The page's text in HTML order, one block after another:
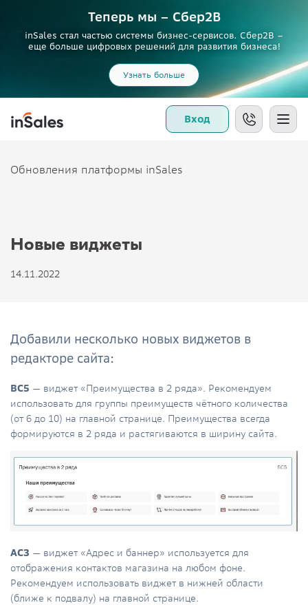
Теперь мы – Сбер2B
inSales стал частью системы бизнес-сервисов. Сбер2В –
еще больше цифровых решений для развития бизнеса!
Узнать больше
Вход
Обновления платформы inSales
Новые виджеты
14.11.2022
Добавили несколько новых виджетов в
редакторе сайта:
BC5 — виджет «Преимущества в 2 ряда». Рекомендуем
использовать для группы преимуществ чётного количества
(от 6 до 10) на главной странице. Преимущества всегда
формируются в 2 ряда и растягиваются в ширину сайта.
АС3 — виджет «Адрес и баннер» используется для
отображения контактов магазина на любом фоне.
Рекомендуем использовать виджет в нижней области
(ближе к подвалу) на главной странице.